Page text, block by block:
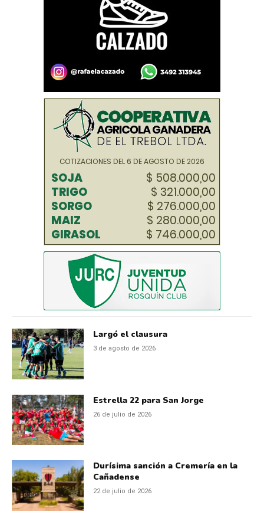
Largó el clausura
3 de agosto de 2026
Estrella 22 para San Jorge
26 de julio de 2026
Durísima sanción a Cremería en la
Cañadense
22 de julio de 2026